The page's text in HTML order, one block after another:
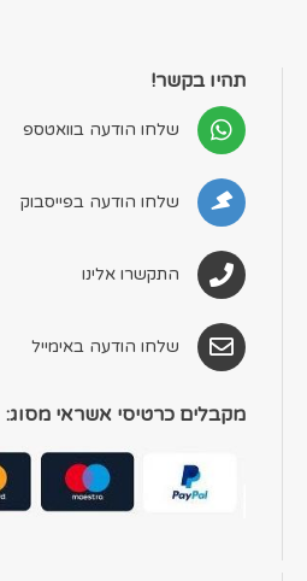
תהיו בקשר!
שלחו הודעה בוואטספ
שלחו הודעה בפייסבוק
התקשרו אלינו
שלחו הודעה באימייל
מקבלים כרטיסי אשראי מסוג: